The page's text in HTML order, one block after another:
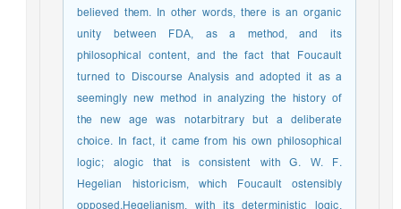
believed them. In other words, there is an organic
unity between FDA, as a method, and its
philosophical content, and the fact that Foucault
turned to Discourse Analysis and adopted it as a
seemingly new method in analyzing the history of
the new age was notarbitrary but a deliberate
choice. In fact, it came from his own philosophical
logic; alogic that is consistent with G. W. F.
Hegelian historicism, which Foucault ostensibly